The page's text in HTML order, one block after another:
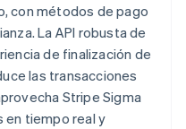
con métodos de pago
La API robusta de
de finalización de
las transacciones
Stripe Sigma
en tiempo real y